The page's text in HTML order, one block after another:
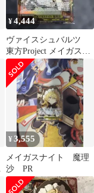
¥4,444
ヴァイスシュバルツ
東方Project メイガスナ
イト 魔理沙 SR
¥3,555
メイガスナイト 魔理
沙 PR